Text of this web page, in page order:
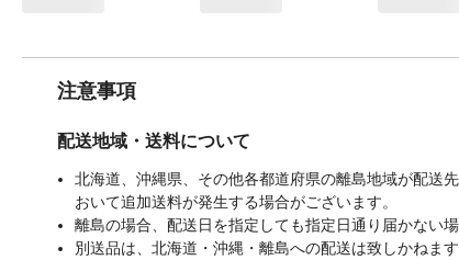
注意事項
配送地域・送料について
北海道、沖縄県、その他各都道府県の離島地域が配送
おいて追加送料が発生する場合がございます。
離島の場合、配送日を指定しても指定日通り届かない場
別送品は、北海道・沖縄・離島への配送は致しかねます